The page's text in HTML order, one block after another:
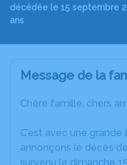
décédée le 15 septembre
ans
Message de la
Chère famille, chers
C’est avec une
annonçons le décès
survenu le dimanche